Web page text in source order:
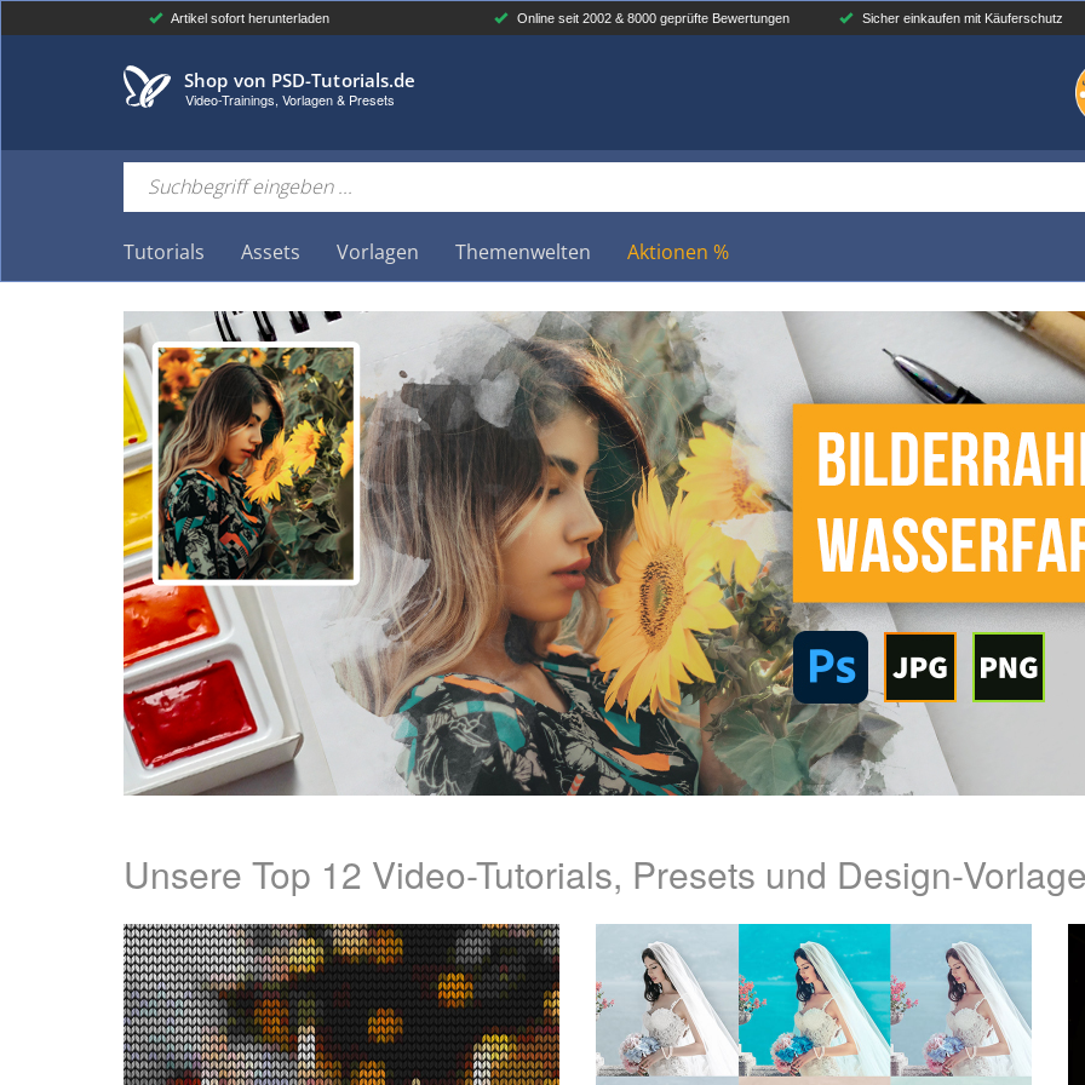
Artikel sofort herunterladen Online seit 2002 & 8000 geprüfte Bewertungen Sicher einkaufen mit Käuferschutz
Shop von PSD-Tutorials.de
Video-Trainings, Vorlagen & Presets
Tutorials Assets Vorlagen Themenwelten Aktionen %
Unsere Top 12 Video-Tutorials, Presets und Design-